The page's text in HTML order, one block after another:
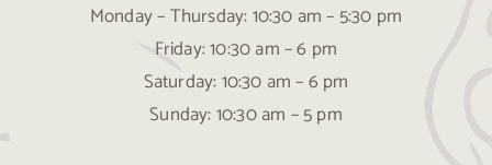
Monday – Thursday: 10:30 am – 5:30 pm
Friday: 10:30 am – 6 pm
Saturday: 10:30 am – 6 pm
Sunday: 10:30 am – 5 pm